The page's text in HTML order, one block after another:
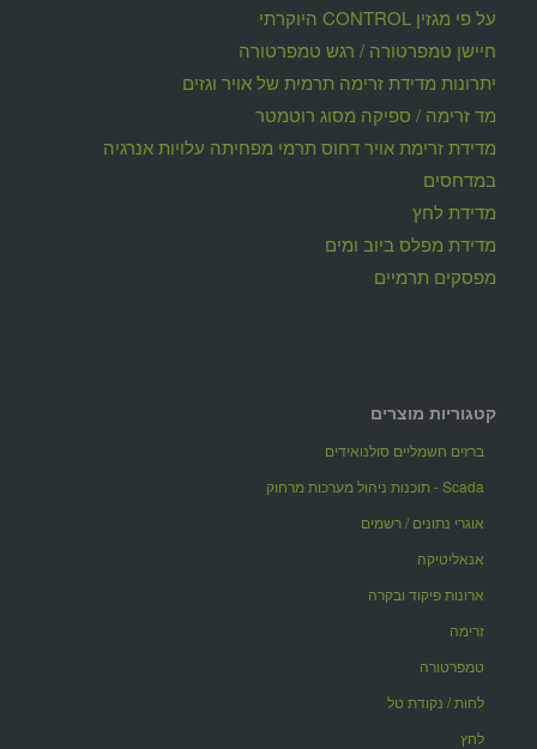
על פי מגזין CONTROL היוקרתי
חיישן טמפרטורה / רגש טמפרטורה
יתרונות מדידת זרימה תרמית של אויר וגזים
מד זרימה / ספיקה מסוג רוטמטר
מדידת זרימת אויר דחוס תרמי מפחיתה עלויות אנרגיה
במדחסים
מדידת לחץ
מדידת מפלס ביוב ומים
מפסקים תרמיים
קטגוריות מוצרים
ברזים חשמליים סולנואידים
Scada - תוכנות ניהול מערכות מרחוק
אוגרי נתונים / רשמים
אנאליטיקה
ארונות פיקוד ובקרה
זרימה
טמפרטורה
לחות / נקודת טל
לחץ